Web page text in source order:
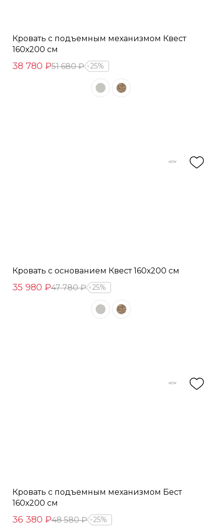
Кровать с подъемным механизмом Квест
160х200 см
38 780 ₽51 680 ₽ 25%
Кровать с основанием Квест 160х200 см
35 980 ₽47 780 ₽ 25%
Кровать с подъемным механизмом Бест
160х200 см
36 380 ₽48 580 ₽ 25%